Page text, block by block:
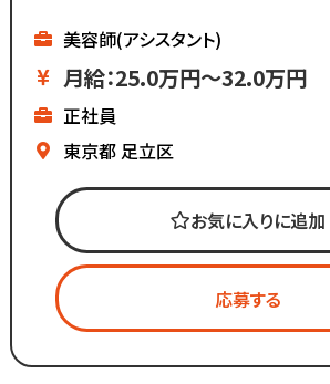
∴‥∵‥∴‥∵‥∵
━━━━━━━━━━━
株式会社コーゾー美容室
━━━━━━━━━━━
創業50年を迎え、
展開しています。
マーケティング会社出身の
2代目社長により
新しい集客方法や
時代に合わせた働き方へ
変化を加えています。
美容師(アシスタント)
月給：25.0万円～32.0万円
正社員
東京都 足立区
お気に入りに追加
応募する